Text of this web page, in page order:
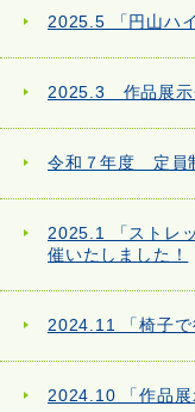
2025.5 「円山ハ
2025.3 作品展示
令和７年度 定員
2025.1 「ストレ
催いたしました！
2024.11 「椅子で
2024.10 「作品展